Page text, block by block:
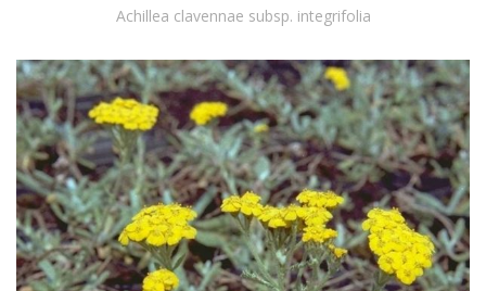
Achillea clavennae subsp. integrifolia